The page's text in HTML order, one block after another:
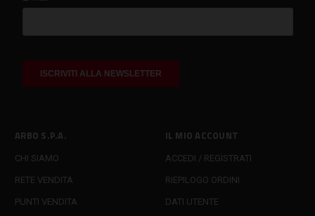
ARBO S.P.A.
CHI SIAMO
RETE VENDITA
PUNTI VENDITA
IL MIO ACCOUNT
ACCEDI / REGISTRATI
RIEPILOGO ORDINI
DATI UTENTE